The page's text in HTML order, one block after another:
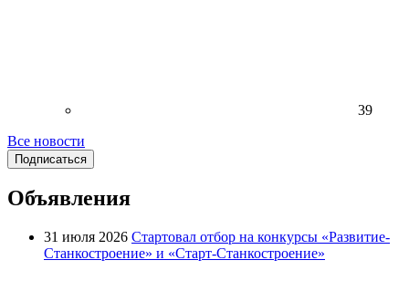
39
Все новости
Подписаться
Объявления
31 июля 2026 Стартовал отбор на конкурсы «Развитие-
Станкостроение» и «Старт-Станкостроение»